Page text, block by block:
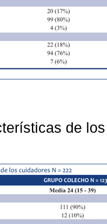
de